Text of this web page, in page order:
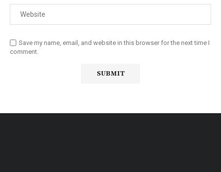
Save my name, email, and website in this browser for the next time I
comment.